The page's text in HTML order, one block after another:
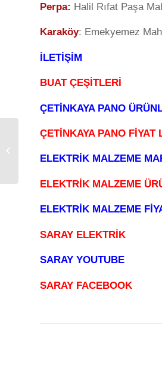
Perpa: Halil Rıfat Paşa
Karaköy: Emekyemez
İLETİŞİM
BUAT ÇEŞİTLERİ
ÇETİNKAYA PANO
ÇETİNKAYA PANO FİYAT
ELEKTRİK MALZEME
ELEKTRİK MALZEME
ELEKTRİK MALZEME
SARAY ELEKTRİK
SARAY YOUTUBE
SARAY FACEBOOK
Cata Wallwasher
Led Duvar Boyama